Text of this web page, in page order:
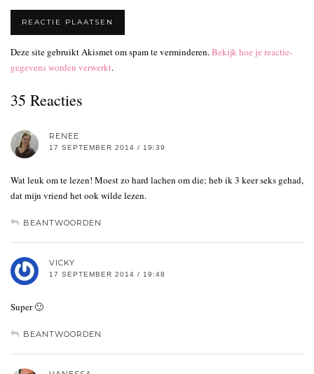
Deze site gebruikt Akismet om spam te verminderen.Bekijk hoe je reactie-
gegevens worden verwerkt.
35 Reacties
RENEE
17 SEPTEMBER 2014 / 19:39
Wat leuk om te lezen! Moest zo hard lachen om die; heb ik 3 keer seks gehad,
dat mijn vriend het ook wilde lezen.
BEANTWOORDEN
VICKY
17 SEPTEMBER 2014 / 19:48
Super 🙂
BEANTWOORDEN